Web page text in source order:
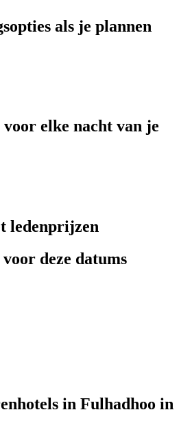
als je plannen
elke nacht van je
ledenprijzen
deze datums
in Fulhadhoo in